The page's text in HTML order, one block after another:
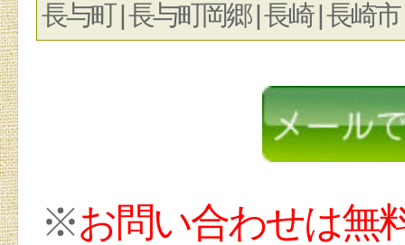
長与町 | 長与町岡郷 | 長崎 | 長崎
※お問い合わせは無